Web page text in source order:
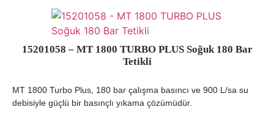
15201058 – MT 1800 TURBO PLUS Soğuk 180 Bar
Tetikli
MT 1800 Turbo Plus, 180 bar çalışma basıncı ve 900 L/sa su
debisiyle güçlü bir basınçlı yıkama çözümüdür.